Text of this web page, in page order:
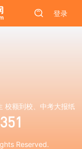
登录
校额到校、中考大报纸
Reserved.